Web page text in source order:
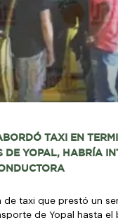
TAXI EN
DE YOPAL, HABRÍA
de taxi que prestó un
de Yopal hasta el